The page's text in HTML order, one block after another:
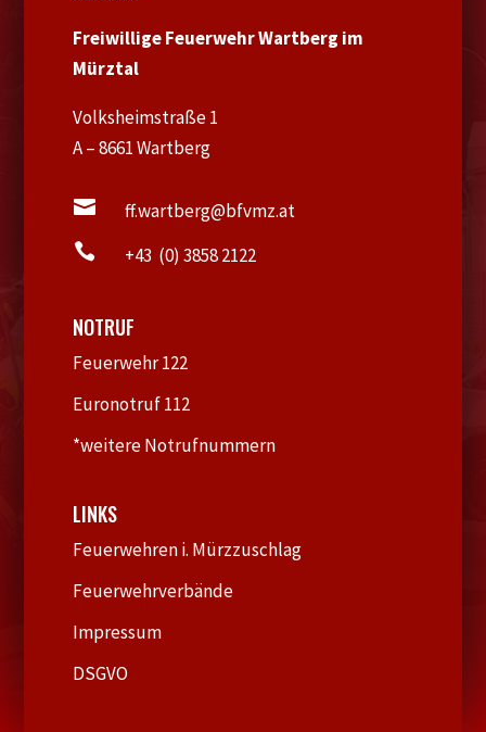
Freiwillige Feuerwehr Wartberg im
Mürztal
Volksheimstraße 1
A – 8661 Wartberg
 ff.wartberg@bfvmz.at
 +43 (0) 3858 2122
NOTRUF
Feuerwehr 122
Euronotruf 112
*weitere Notrufnummern
LINKS
Feuerwehren i. Mürzzuschlag
Feuerwehrverbände
Impressum
DSGVO